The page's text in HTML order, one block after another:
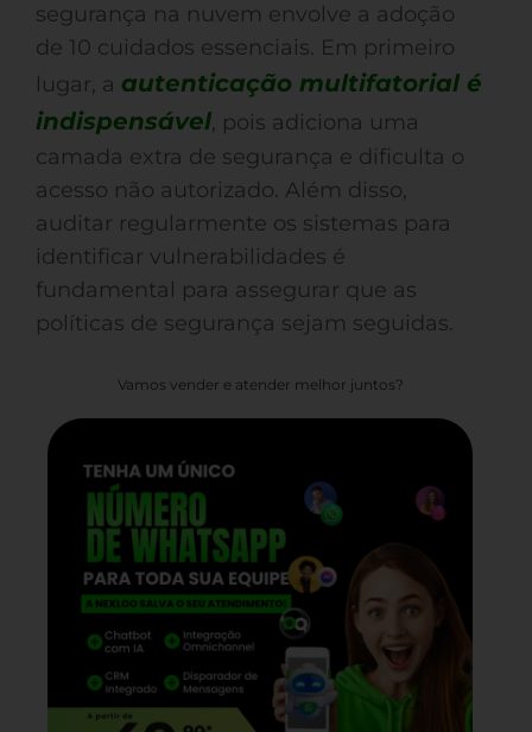
segurança na nuvem envolve a adoção
de 10 cuidados essenciais. Em primeiro
lugar, a autenticação multifatorial é
indispensável, pois adiciona uma
camada extra de segurança e dificulta o
acesso não autorizado. Além disso,
auditar regularmente os sistemas para
identificar vulnerabilidades é
fundamental para assegurar que as
políticas de segurança sejam seguidas.
Vamos vender e atender melhor juntos?